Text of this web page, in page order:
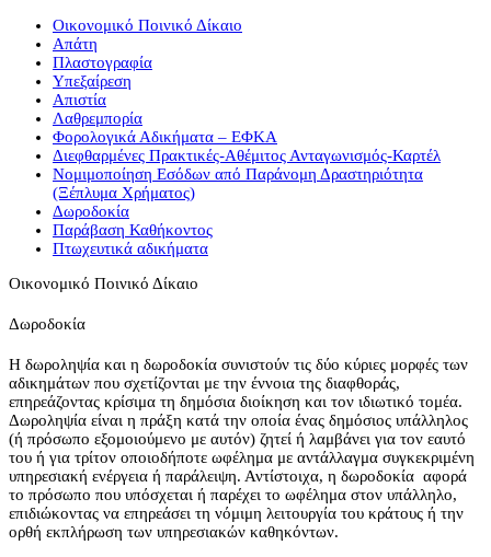
Οικονομικό Ποινικό Δίκαιο
Απάτη
Πλαστογραφία
Υπεξαίρεση
Απιστία
Λαθρεμπορία
Φορολογικά Αδικήματα – ΕΦΚΑ
Διεφθαρμένες Πρακτικές-Αθέμιτος Ανταγωνισμός-Καρτέλ
Νομιμοποίηση Εσόδων από Παράνομη Δραστηριότητα
(Ξέπλυμα Χρήματος)
Δωροδοκία
Παράβαση Καθήκοντος
Πτωχευτικά αδικήματα
Οικονομικό Ποινικό Δίκαιο
Δωροδοκία
Η δωροληψία και η δωροδοκία συνιστούν τις δύο κύριες μορφές των
αδικημάτων που σχετίζονται με την έννοια της διαφθοράς,
επηρεάζοντας κρίσιμα τη δημόσια διοίκηση και τον ιδιωτικό τομέα.
Δωροληψία είναι η πράξη κατά την οποία ένας δημόσιος υπάλληλος
(ή πρόσωπο εξομοιούμενο με αυτόν) ζητεί ή λαμβάνει για τον εαυτό
του ή για τρίτον οποιοδήποτε ωφέλημα με αντάλλαγμα συγκεκριμένη
υπηρεσιακή ενέργεια ή παράλειψη. Αντίστοιχα, η δωροδοκία αφορά
το πρόσωπο που υπόσχεται ή παρέχει το ωφέλημα στον υπάλληλο,
επιδιώκοντας να επηρεάσει τη νόμιμη λειτουργία του κράτους ή την
ορθή εκπλήρωση των υπηρεσιακών καθηκόντων.